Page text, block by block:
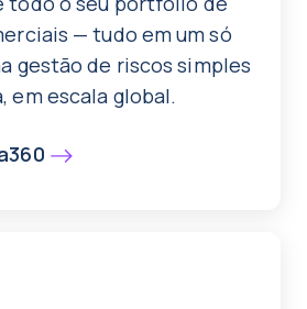
— tudo em um só
gestão de riscos simples
em escala global.